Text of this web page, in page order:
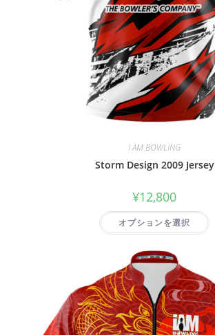
I AM BOWLING
Storm Design 2009 Jersey
¥12,800
オプションを選択